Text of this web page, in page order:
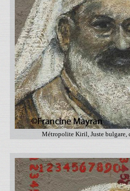
Métropolite Kiril, Juste bulgare,